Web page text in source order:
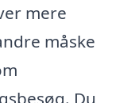
mere
måske
Du